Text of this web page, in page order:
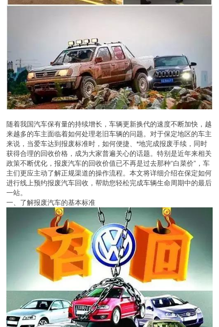
随着我国汽车保有量的持续增长，车辆更新换代的速度不断加快，越
来越多的车主面临着如何处理老旧车辆的问题。对于保定地区的车主
来说，当爱车达到报废标准时，如何便捷、*地完成报废手续，同时
获得合理的回收价格，成为大家普遍关心的话题。特别是近年来相关
政策不断优化，报废汽车的回收价值已不再是过去那种“白菜价”，车
主们更应主动了解正规渠道的操作流程。本文将详细介绍在保定如何
进行线上预约报废汽车回收，帮助您轻松完成车辆生命周期中的最后
一站。
一、了解报废汽车的基本标准